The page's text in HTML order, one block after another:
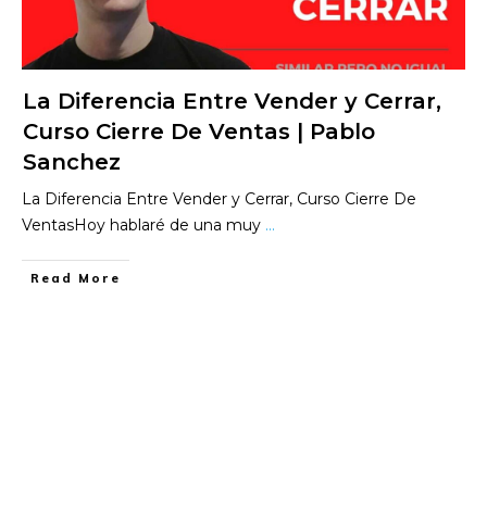
La Diferencia Entre Vender y Cerrar,
Curso Cierre De Ventas | Pablo
Sanchez
La Diferencia Entre Vender y Cerrar, Curso Cierre De
VentasHoy hablaré de una muy ...
​Read More